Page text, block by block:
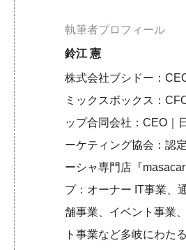
執筆者プロフィール
鈴江 憲
株式会社ブシドー：
ミックスボックス：
ップ合同会社：CEO｜
ーケティング協会：認
ーシャ専門店『
プ：オーナー IT事業、
舗事業、イベント事業
ト事業など多岐にわた